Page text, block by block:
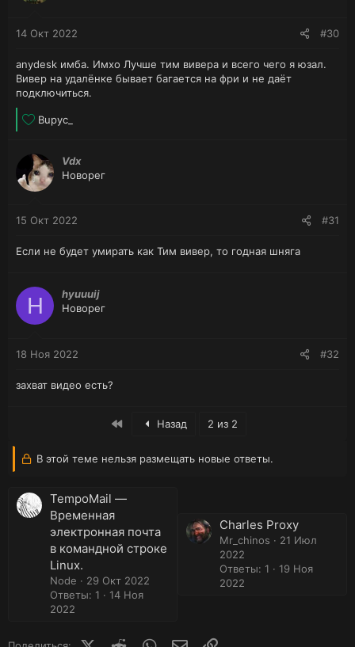
14 Окт 2022 #30
anydesk имба. Имхо Лучше тим вивера и всего чего я юзал.
Вивер на удалёнке бывает багается на фри и не даёт
подключиться.
Л
к
и
:
Bupyc_
Vdx
Новорег
15 Окт 2022 #31
Если не будет умирать как Тим вивер, то годная шняга
H
hyuuuij
Новорег
18 Ноя 2022 #32
захват видео есть?
Назад 2 из 2
В этой теме нельзя размещать новые ответы.
TempoMail —
Временная
электронная почта
в командной строке
Linux.
Node
29 Окт 2022
Ответы: 1
14 Ноя
2022
Charles Proxy
Mr_chinos
21 Июл
2022
Ответы: 1
19 Ноя
2022
X (Twitter)Reddit WhatsApp
E-mail